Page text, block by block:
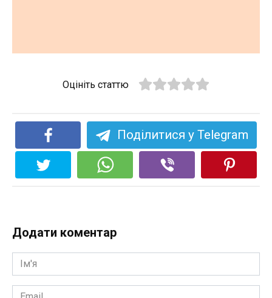
Оцініть статтю
Поділитися у Telegram
Додати коментар
Ім'я
*
Email